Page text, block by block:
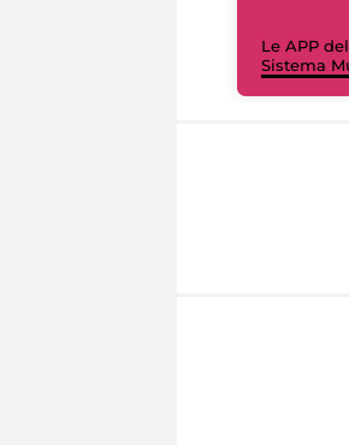
Le APP del
Sistema